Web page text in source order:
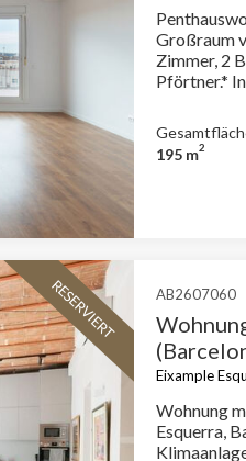
Großraum von
Zimmer, 2
Pförtner.*
Staatlicher
195 m2
RESERVIERT AB2607060
Eixample
Wohnung
Esquerra, Barcelona. Die